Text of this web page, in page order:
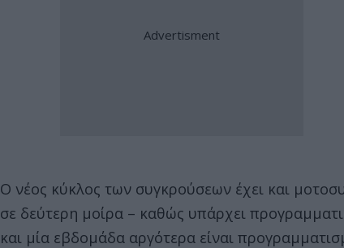
Ο νέος κύκλος των συγκρούσεων έχει και
σε δεύτερη μοίρα – καθώς υπάρχει
και μία εβδομάδα αργότερα είναι